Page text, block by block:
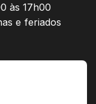
às 17h00
e feriados